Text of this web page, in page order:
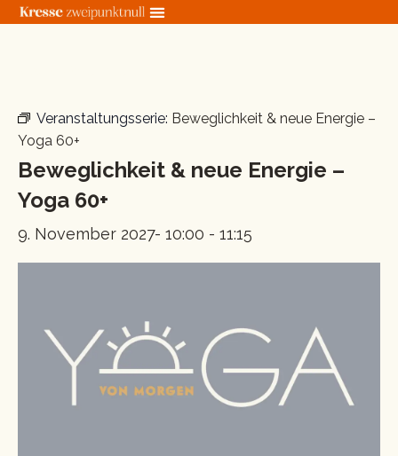
Zum
Veranstaltungsserie: Beweglichkeit & neue Energie –
Yoga 60+
Beweglichkeit & neue Energie –
Yoga 60+
9. November 2027- 10:00 - 11:15